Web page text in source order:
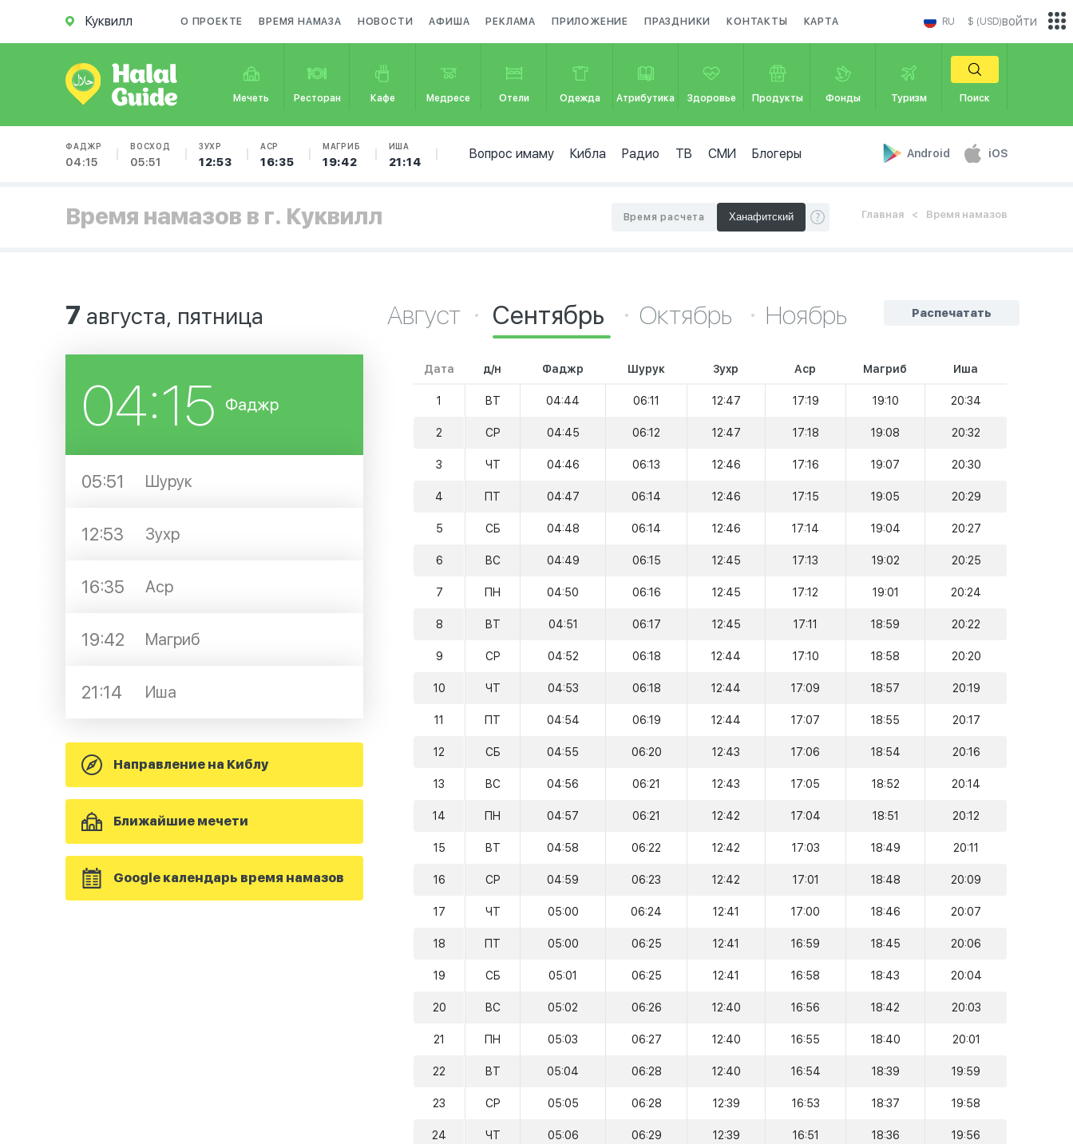
Куквилл О ПРОЕКТЕ ВРЕМЯ НАМАЗА НОВОСТИ АФИША РЕКЛАМА ПРИЛОЖЕНИЕ ПРАЗДНИКИ КОНТАКТЫ КАРТА RU $ (USD)
Мечеть Ресторан Кафе Медресе Отели Одежда Атрибутика Здоровье Продукты Фонды Туризм Поиск
ФАДЖР
04:15
ВОСХОД
05:51
ЗУХР
12:53
АСР
16:35
МАГРИБ
19:42
ИША
21:14
Вопрос имаму Кибла Радио ТВ СМИ Блогеры Android iOS
войти
Время намазов в г. Куквилл Главная Время намазов
Время расчета
7 августа, пятница
04:15 Фаджр
05:51 Шурук
12:53 Зухр
16:35 Аср
19:42 Магриб
21:14 Иша
Направление на Киблу
Ближайшие мечети
Google календарь время намазов
Распечатать
Август Сентябрь Октябрь Ноябрь
Дата д/н Фаджр Шурук Зухр Аср Магриб Иша
1 ВТ 04:44 06:11 12:47 17:19 19:10 20:34
2 СР 04:45 06:12 12:47 17:18 19:08 20:32
3 ЧТ 04:46 06:13 12:46 17:16 19:07 20:30
4 ПТ 04:47 06:14 12:46 17:15 19:05 20:29
5 СБ 04:48 06:14 12:46 17:14 19:04 20:27
6 ВС 04:49 06:15 12:45 17:13 19:02 20:25
7 ПН 04:50 06:16 12:45 17:12 19:01 20:24
8 ВТ 04:51 06:17 12:45 17:11 18:59 20:22
9 СР 04:52 06:18 12:44 17:10 18:58 20:20
10 ЧТ 04:53 06:18 12:44 17:09 18:57 20:19
11 ПТ 04:54 06:19 12:44 17:07 18:55 20:17
12 СБ 04:55 06:20 12:43 17:06 18:54 20:16
13 ВС 04:56 06:21 12:43 17:05 18:52 20:14
14 ПН 04:57 06:21 12:42 17:04 18:51 20:12
15 ВТ 04:58 06:22 12:42 17:03 18:49 20:11
16 СР 04:59 06:23 12:42 17:01 18:48 20:09
17 ЧТ 05:00 06:24 12:41 17:00 18:46 20:07
18 ПТ 05:00 06:25 12:41 16:59 18:45 20:06
19 СБ 05:01 06:25 12:41 16:58 18:43 20:04
20 ВС 05:02 06:26 12:40 16:56 18:42 20:03
21 ПН 05:03 06:27 12:40 16:55 18:40 20:01
22 ВТ 05:04 06:28 12:40 16:54 18:39 19:59
23 СР 05:05 06:28 12:39 16:53 18:37 19:58
24 ЧТ 05:06 06:29 12:39 16:51 18:36 19:56